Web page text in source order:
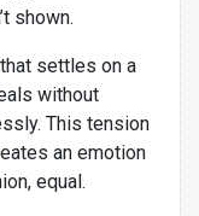
shown.
settles on a
without
This tension
an emotion
equal.